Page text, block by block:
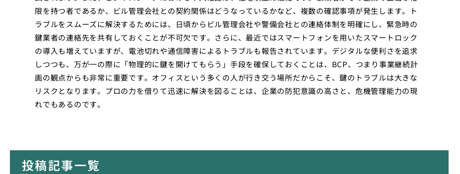
限を持つ者であるか、ビル管理会社との契約関係はどうなっているかなど、複数の確認事項が発生します。ト
ラブルをスムーズに解決するためには、日頃からビル管理会社や警備会社との連絡体制を明確にし、緊急時の
鍵業者の連絡先を共有しておくことが不可欠です。さらに、最近ではスマートフォンを用いたスマートロック
の導入も増えていますが、電池切れや通信障害によるトラブルも報告されています。デジタルな便利さを追求
しつつも、万が一の際に「物理的に鍵を開けてもらう」手段を確保しておくことは、BCP、つまり事業継続計
画の観点からも非常に重要です。オフィスという多くの人が行き交う場所だからこそ、鍵のトラブルは大きな
リスクとなります。プロの力を借りて迅速に解決を図ることは、企業の防犯意識の高さと、危機管理能力の現
れでもあるのです。
投稿記事一覧